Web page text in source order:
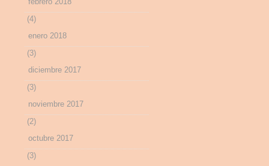
(4)
enero 2018
(3)
diciembre 2017
(3)
noviembre 2017
(2)
octubre 2017
(3)